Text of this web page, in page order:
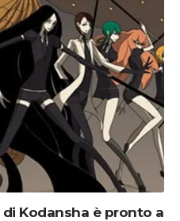
Kodansha è pronto a